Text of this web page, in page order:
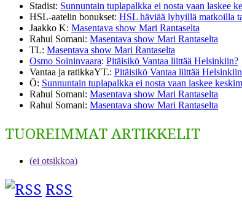
Stadist: Sunnuntain tuplapalkka ei nosta vaan laskee
HSL-aatelin bonukset: HSL häviää lyhyillä matkoilla
Jaakko K: Masentava show Mari Rantaselta
Rahul Somani: Masentava show Mari Rantaselta
TL: Masentava show Mari Rantaselta
Osmo Soininvaara: Pitäisikö Vantaa liittää Helsinkiin?
Vantaa ja ratikkaYT.: Pitäisikö Vantaa liittää
Ö: Sunnuntain tuplapalkka ei nosta vaan laskee
Rahul Somani: Masentava show Mari Rantaselta
Rahul Somani: Masentava show Mari Rantaselta
TUOREIMMAT ARTIKKELIT
(ei otsikkoa)
RSS